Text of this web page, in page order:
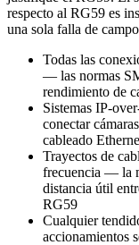
respecto al RG59 es
una sola falla de
Todas las
— las normas
rendimiento de
Sistemas IP-
conectar
cableado
Trayectos de
frecuencia — la
distancia útil
RG59
Cualquier
accionamientos